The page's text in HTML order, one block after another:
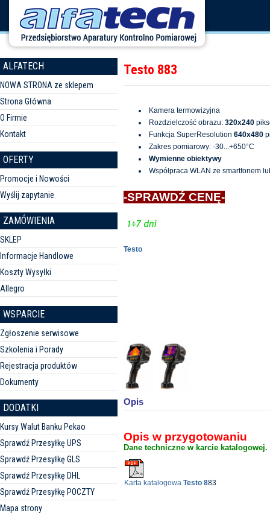
ALFATECH
NOWA STRONA ze sklepem
Strona Główna
O Firmie
Kontakt
OFERTY
Promocje i Nowości
Wyślij zapytanie
ZAMÓWIENIA
SKLEP
Informacje Handlowe
Koszty Wysyłki
Allegro
WSPARCIE
Zgłoszenie serwisowe
Szkolenia i Porady
Rejestracja produktów
Dokumenty
DODATKI
Kursy Walut Banku Pekao
Sprawdź Przesyłkę UPS
Sprawdź Przesyłkę GLS
Sprawdź Przesyłkę DHL
Sprawdź Przesyłkę POCZTY
Mapa strony
Testo 883
Kamera termowizyjna
Rozdzielczość obrazu: 320x240
Funkcja SuperResolution 640x480
Zakres pomiarowy: -30...+650°C
Wymienne obiektywy
Współpraca WLAN ze smartfonem
-SPRAWDŹ CENĘ-
Testo
Opis
Opis w przygotowaniu
Dane techniczne w karcie katalogowej.
Karta katalogowa Testo 883